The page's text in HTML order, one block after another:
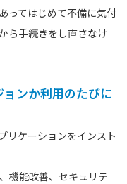
ってはじめて不備に気付
ら手続きをし直さなけ
ンか利用のたびに
リケーションをインスト
機能改善、セキュリテ